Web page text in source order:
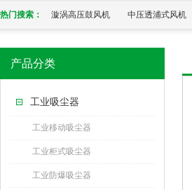
热门搜索： 漩涡高压鼓风机 中压透浦式风机
产品分类
工业吸尘器
工业移动吸尘器
工业柜式吸尘器
工业防爆吸尘器